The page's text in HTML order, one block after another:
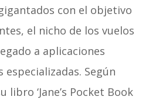
con el objetivo
el nicho de los vuelos
a aplicaciones
Según
libro ‘Jane’s Pocket Book